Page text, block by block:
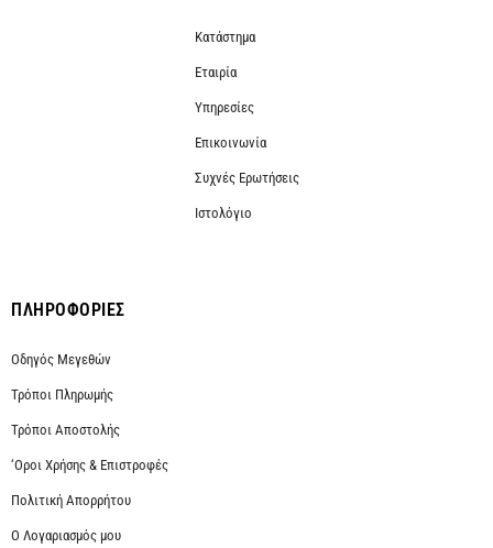
Κατάστημα
Εταιρία
Υπηρεσίες
Επικοινωνία
Συχνές Ερωτήσεις
Ιστολόγιο
ΠΛΗΡΟΦΟΡΙΕΣ
Οδηγός Μεγεθών
Τρόποι Πληρωμής
Τρόποι Αποστολής
‘Οροι Χρήσης & Επιστροφές
Πολιτική Απορρήτου
Ο Λογαριασμός μου